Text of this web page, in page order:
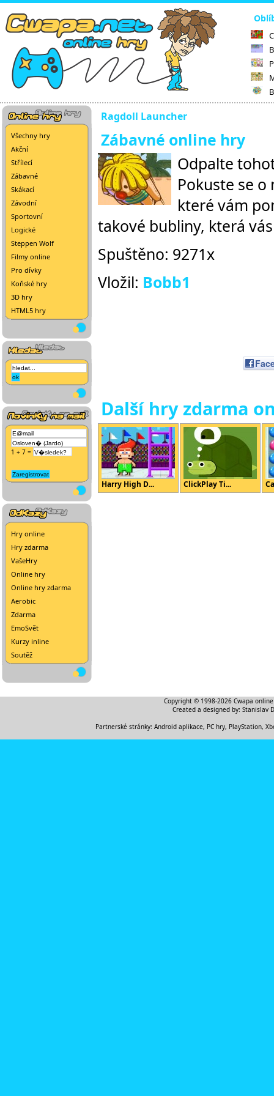
Všechny hry
Akční
Střílecí
Zábavné
Skákací
Závodní
Sportovní
Logické
Steppen Wolf
Filmy online
Pro dívky
Koňské hry
3D hry
HTML5 hry
1 + 7 =
Hry online
Hry zdarma
VašeHry
Online hry
Online hry zdarma
Aerobic
Zdarma
EmoSvět
Kurzy inline
Soutěž
Ragdoll Launcher
Zábavné online hry
Odpalte
Pokuste se
které vám
takové bubliny, která
Spuštěno: 9271x
Vložil: Bobb1
Další hry zdarma
Harry High D... ClickPlay Ti...
Copyright © 1998-2026 Cwapa
Created a designed by: Stanislav
Partnerské stránky: Android aplikace, PC hry, PlayStation,